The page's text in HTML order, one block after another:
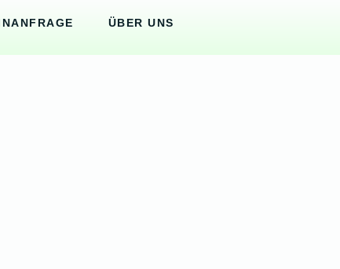
ÜBER UNS